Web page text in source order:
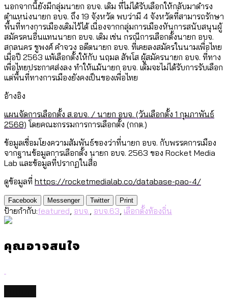
นอกจากนี้ยังมีกลุ่มนายก อบจ. เดิม ที่ไม่ได้รับเลือกให้กลับมาดำรง
ตำแหน่งนายก อบจ. ถึง 19 จังหวัด พบว่ามี 4 จังหวัดที่สามารถรักษา
พื้นที่ทางการเมืองเดิมไว้ได้ เนื่องจากกลุ่มการเมืองหันการสนับสนุนผู้
สมัครคนอื่นแทนนายก อบจ. เดิม เช่น กรณีการเลือกตั้งนายก อบจ.
สกลนคร ชูพงศ์ คำจวง อดีตนายก อบจ. ที่เคยลงสมัครในนามเพื่อไทย
เมื่อปี 2563 แพ้เลือกตั้งให้กับ นฤมล สัพโส ผู้สมัครนายก อบจ. ที่ทาง
เพื่อไทยประกาศส่งลง ทำให้แม้นายก อบจ. เดิมจะไม่ได้รับการรับเลือก
แต่พื้นที่ทางการเมืองยังคงเป็นของเพื่อไทย
อ้างอิง
แผนจัดการเลือกตั้ง ส.อบจ. / นายก อบจ. (วันเลือกตั้ง 1 กุมภาพันธ์
2568) โดยคณะกรรมการการเลือกตั้ง (กกต.)
ข้อมูลเชื่อมโยงความสัมพันธ์ของว่าที่นายก อบจ. กับพรรคการเมือง
จากฐานข้อมูลการเลือกตั้ง นายก อบจ. 2563 ของ Rocket Media
Lab และข้อมูลที่ปรากฏในสื่อ
ดูข้อมูลที่ https://rocketmedialab.co/database-pao-4/
Facebook Messenger Twitter Print
ป้ายกำกับ:featured อบจ. อบจ.63 เลือกตั้งท้องถิ่น
คุณอาจสนใจ